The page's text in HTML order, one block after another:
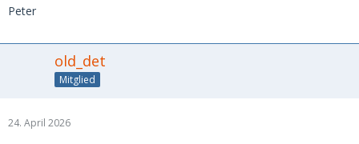
Peter
old_det
Mitglied
24. April 2026